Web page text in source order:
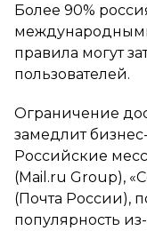
Более 90%
правила могут
пользователей.
Ограничение
замедлит
Российские
(Mail.ru Group),
(Почта России),
популярность